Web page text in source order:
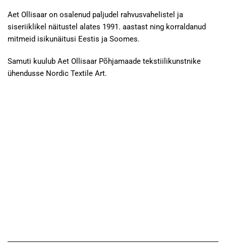
Aet Ollisaar on osalenud paljudel rahvusvahelistel ja
siseriiklikel näitustel alates 1991. aastast ning korraldanud
mitmeid isikunäitusi Eestis ja Soomes.
Samuti kuulub Aet Ollisaar Põhjamaade tekstiilikunstnike
ühendusse Nordic Textile Art.